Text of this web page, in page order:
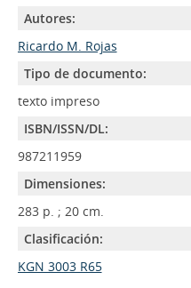
Autores:
Ricardo M. Rojas
Tipo de documento:
texto impreso
ISBN/ISSN/DL:
987211959
Dimensiones:
283 p. ; 20 cm.
Clasificación:
KGN 3003 R65